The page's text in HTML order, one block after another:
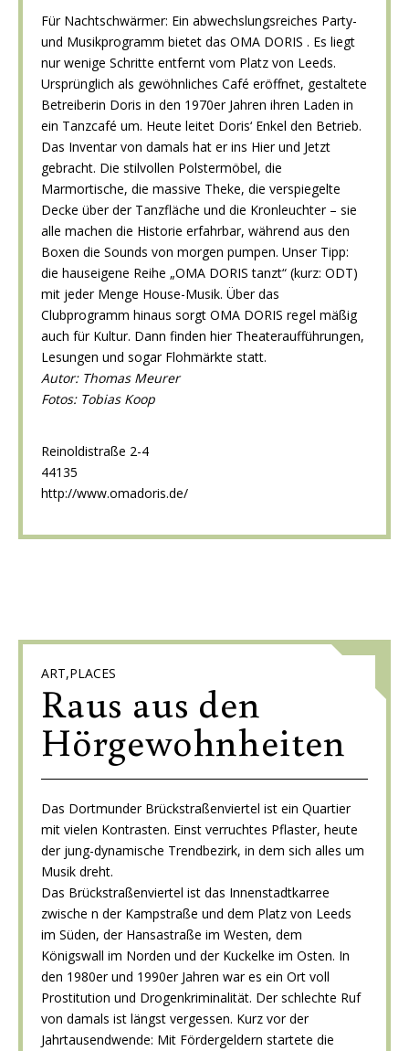
Für Nachtschwärmer: Ein abwechslungsreiches Party-
und Musikprogramm bietet das OMA DORIS . Es liegt
nur wenige Schritte entfernt vom Platz von Leeds.
Ursprünglich als gewöhnliches Café eröffnet, gestaltete
Betreiberin Doris in den 1970er Jahren ihren Laden in
ein Tanzcafé um. Heute leitet Doris‘ Enkel den Betrieb.
Das Inventar von damals hat er ins Hier und Jetzt
gebracht. Die stilvollen Polstermöbel, die
Marmortische, die massive Theke, die verspiegelte
Decke über der Tanzfläche und die Kronleuchter – sie
alle machen die Historie erfahrbar, während aus den
Boxen die Sounds von morgen pumpen. Unser Tipp:
die hauseigene Reihe „OMA DORIS tanzt“ (kurz: ODT)
mit jeder Menge House-Musik. Über das
Clubprogramm hinaus sorgt OMA DORIS regel mäßig
auch für Kultur. Dann finden hier Theateraufführungen,
Lesungen und sogar Flohmärkte statt.
Autor: Thomas Meurer
Fotos: Tobias Koop
Reinoldistraße 2-4
44135
http://www.omadoris.de/
ART,PLACES
Raus aus den
Hörgewohnheiten
Das Dortmunder Brückstraßenviertel ist ein Quartier
mit vielen Kontrasten. Einst verruchtes Pflaster, heute
der jung-dynamische Trendbezirk, in dem sich alles um
Musik dreht.
Das Brückstraßenviertel ist das Innenstadtkarree
zwische n der Kampstraße und dem Platz von Leeds
im Süden, der Hansastraße im Westen, dem
Königswall im Norden und der Kuckelke im Osten. In
den 1980er und 1990er Jahren war es ein Ort voll
Prostitution und Drogenkriminalität. Der schlechte Ruf
von damals ist längst vergessen. Kurz vor der
Jahrtausendwende: Mit Fördergeldern startete die